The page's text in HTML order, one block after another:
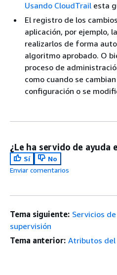
Usando CloudTrail esta
El registro de los
aplicación, por ejemplo,
realizarlos de forma
algoritmo aprobado. O
proceso de
como cuando se
configuración o se
¿Le ha servido de ayuda
Sí
No
Enviar comentarios
Tema siguiente: Servicios
supervisión
Tema anterior: Atributos